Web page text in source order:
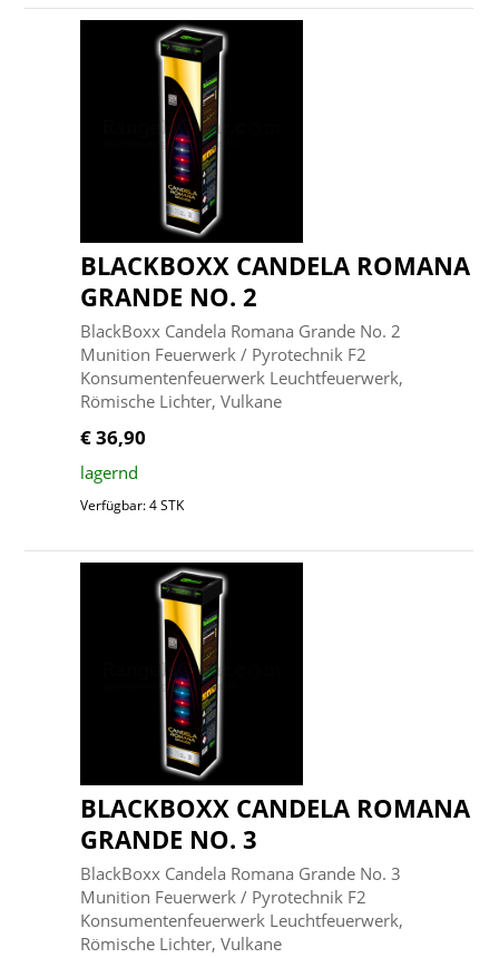
BLACKBOXX CANDELA ROMANA
GRANDE NO. 2
BlackBoxx Candela Romana Grande No. 2
Munition Feuerwerk / Pyrotechnik F2
Konsumentenfeuerwerk Leuchtfeuerwerk,
Römische Lichter, Vulkane
€ 36,90
lagernd
Verfügbar: 4 STK
BLACKBOXX CANDELA ROMANA
GRANDE NO. 3
BlackBoxx Candela Romana Grande No. 3
Munition Feuerwerk / Pyrotechnik F2
Konsumentenfeuerwerk Leuchtfeuerwerk,
Römische Lichter, Vulkane